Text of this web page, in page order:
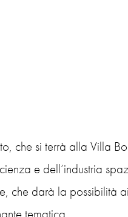
che si terrà alla Villa
e dell’industria
che darà la possibilità
tematica.